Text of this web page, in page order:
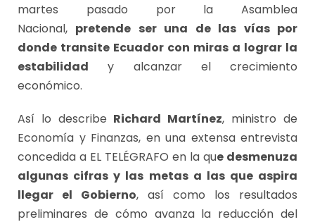
martes pasado por la Asamblea
Nacional, pretende ser una de las vías por
donde transite Ecuador con miras a lograr la
estabilidad y alcanzar el crecimiento
económico.
Así lo describe Richard Martínez, ministro de
Economía y Finanzas, en una extensa entrevista
concedida a EL TELÉGRAFO en la que desmenuza
algunas cifras y las metas a las que aspira
llegar el Gobierno, así como los resultados
preliminares de cómo avanza la reducción del